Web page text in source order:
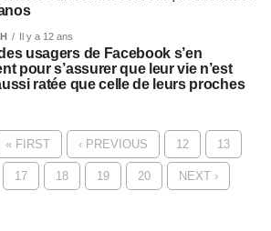
Il y a 12 ans
usagers de Facebook s’en
pour s’assurer que leur vie n’est
ratée que celle de leurs proches
« FIRST ‹ PREVIOUS 12 13
17 18 19 20 NEXT ›